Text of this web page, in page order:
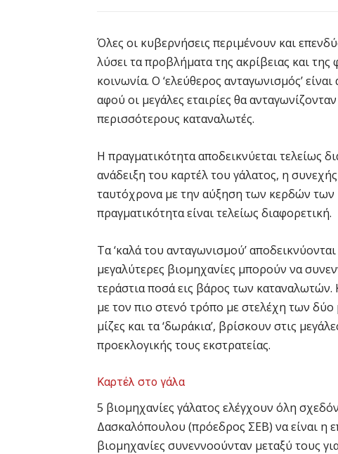
Όλες οι κυβερνήσεις περιμένουν και
λύσει τα προβλήματα της ακρίβειας και
κοινωνία. Ο ‘ελεύθερος ανταγωνισμός’
αφού οι μεγάλες εταιρίες θα
περισσότερους καταναλωτές.
Η πραγματικότητα αποδεικνύεται τελείως
ανάδειξη του καρτέλ του γάλατος, η
ταυτόχρονα με την αύξηση των κερδών των
πραγματικότητα είναι τελείως διαφορετική.
Τα ‘καλά του ανταγωνισμού’ αποδεικνύονται
μεγαλύτερες βιομηχανίες μπορούν να
τεράστια ποσά εις βάρος των καταναλωτών.
με τον πιο στενό τρόπο με στελέχη των
μίζες και τα ‘δωράκια’, βρίσκουν στις
προεκλογικής τους εκστρατείας.
Καρτέλ στο γάλα
5 βιομηχανίες γάλατος ελέγχουν όλη
Δασκαλόπουλου (πρόεδρος ΣΕΒ) να είναι η
βιομηχανίες συνεννοούνταν μεταξύ τους